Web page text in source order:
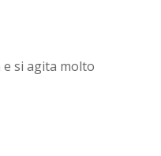
si agita molto